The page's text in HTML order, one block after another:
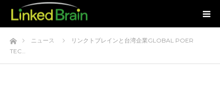
ホームニュース
リンクトブレインと台湾企業GLOBAL POER
TEC…